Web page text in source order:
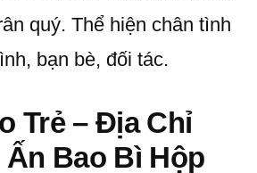
quý. Thể hiện chân tình
bạn bè, đối tác.
Trẻ –Địa Chỉ
Bao Bì Hộp